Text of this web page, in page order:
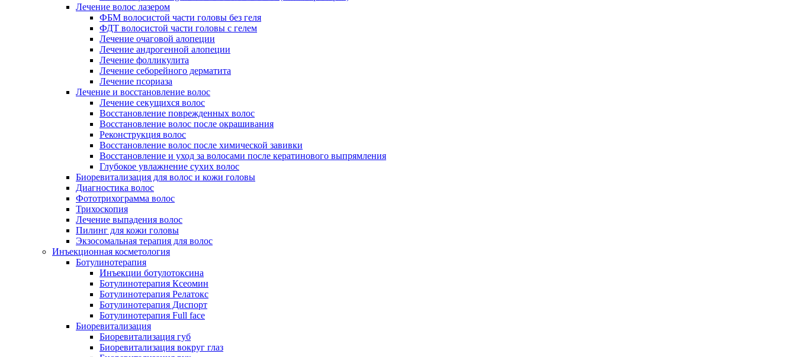
Лечение волос лазером
ФБМ волосистой части головы без геля
ФДТ волосистой части головы с гелем
Лечение очаговой алопеции
Лечение андрогенной алопеции
Лечение фолликулита
Лечение себорейного дерматита
Лечение псориаза
Лечение и восстановление волос
Лечение секущихся волос
Восстановление поврежденных волос
Восстановление волос после окрашивания
Реконструкция волос
Восстановление волос после химической завивки
Восстановление и уход за волосами после кератинового выпрямления
Глубокое увлажнение сухих волос
Биоревитализация для волос и кожи головы
Диагностика волос
Фототрихограмма волос
Трихоскопия
Лечение выпадения волос
Пилинг для кожи головы
Экзосомальная терапия для волос
Инъекционная косметология
Ботулинотерапия
Инъекции ботулотоксина
Ботулинотерапия Ксеомин
Ботулинотерапия Релатокс
Ботулинотерапия Диспорт
Ботулинотерапия Full face
Биоревитализация
Биоревитализация губ
Биоревитализация вокруг глаз